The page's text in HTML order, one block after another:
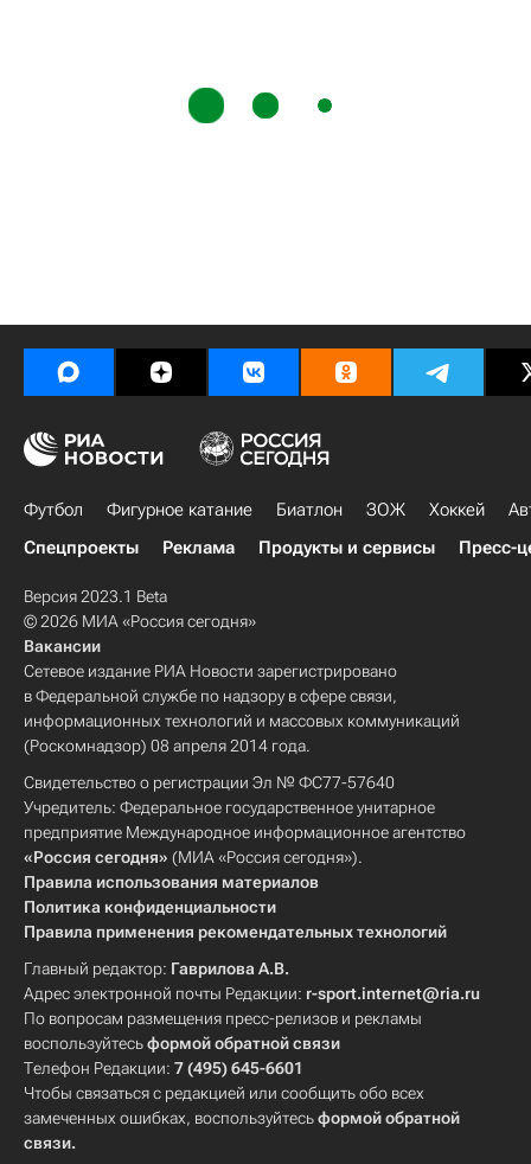
Футбол Фигурное катание Биатлон ЗОЖ Хоккей
Спецпроекты
Реклама Продукты и сервисы Пресс-
Версия 2023.1 Beta
© 2026 МИА «Россия сегодня»
Вакансии
Сетевое издание РИА Новости зарегистрировано
в Федеральной службе по надзору в сфере связи,
информационных технологий и массовых коммуникаций
(Роскомнадзор) 08 апреля 2014 года.
Свидетельство о регистрации Эл № ФС77-57640
Учредитель: Федеральное государственное унитарное
предприятие Международное информационное агентство
«Россия сегодня» (МИА «Россия сегодня»).
Правила использования материалов
Политика конфиденциальности
Правила применения рекомендательных технологий
Главный редактор: Гаврилова А.В.
Адрес электронной почты Редакции: r-sport.internet@ria.ru
По вопросам размещения пресс-релизов и рекламы
воспользуйтесьформой обратной связи
Телефон Редакции: 7 (495) 645-6601
Чтобы связаться с редакцией или сообщить обо всех
замеченных ошибках, воспользуйтесьформой обратной
связи.